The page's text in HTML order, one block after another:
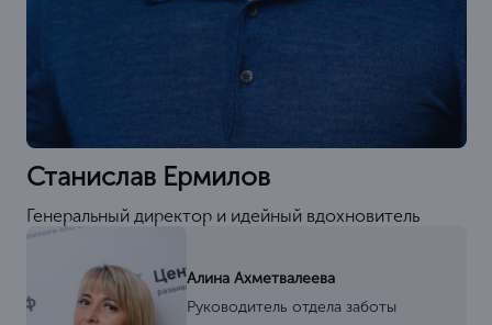
Станислав Ермилов
Генеральный директор и идейный вдохновитель
Алина Ахметвалеева
Руководитель отдела заботы